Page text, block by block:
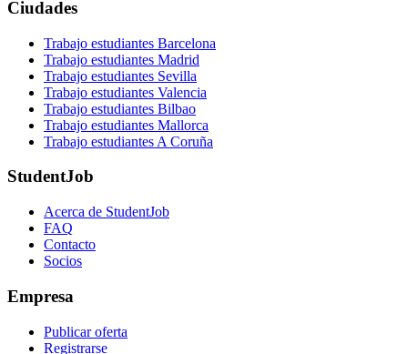
Ciudades
Trabajo estudiantes Barcelona
Trabajo estudiantes Madrid
Trabajo estudiantes Sevilla
Trabajo estudiantes Valencia
Trabajo estudiantes Bilbao
Trabajo estudiantes Mallorca
Trabajo estudiantes A Coruña
StudentJob
Acerca de StudentJob
FAQ
Contacto
Socios
Empresa
Publicar oferta
Registrarse